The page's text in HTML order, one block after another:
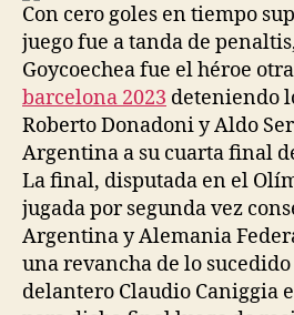
Con cero goles en tiempo
juego fue a tanda de
Goycoechea fue el héroe
barcelona 2023 deteniendo
Roberto Donadoni y Aldo
Argentina a su cuarta final
La final, disputada en el
jugada por segunda vez
Argentina y Alemania
una revancha de lo sucedido
delantero Claudio Caniggia